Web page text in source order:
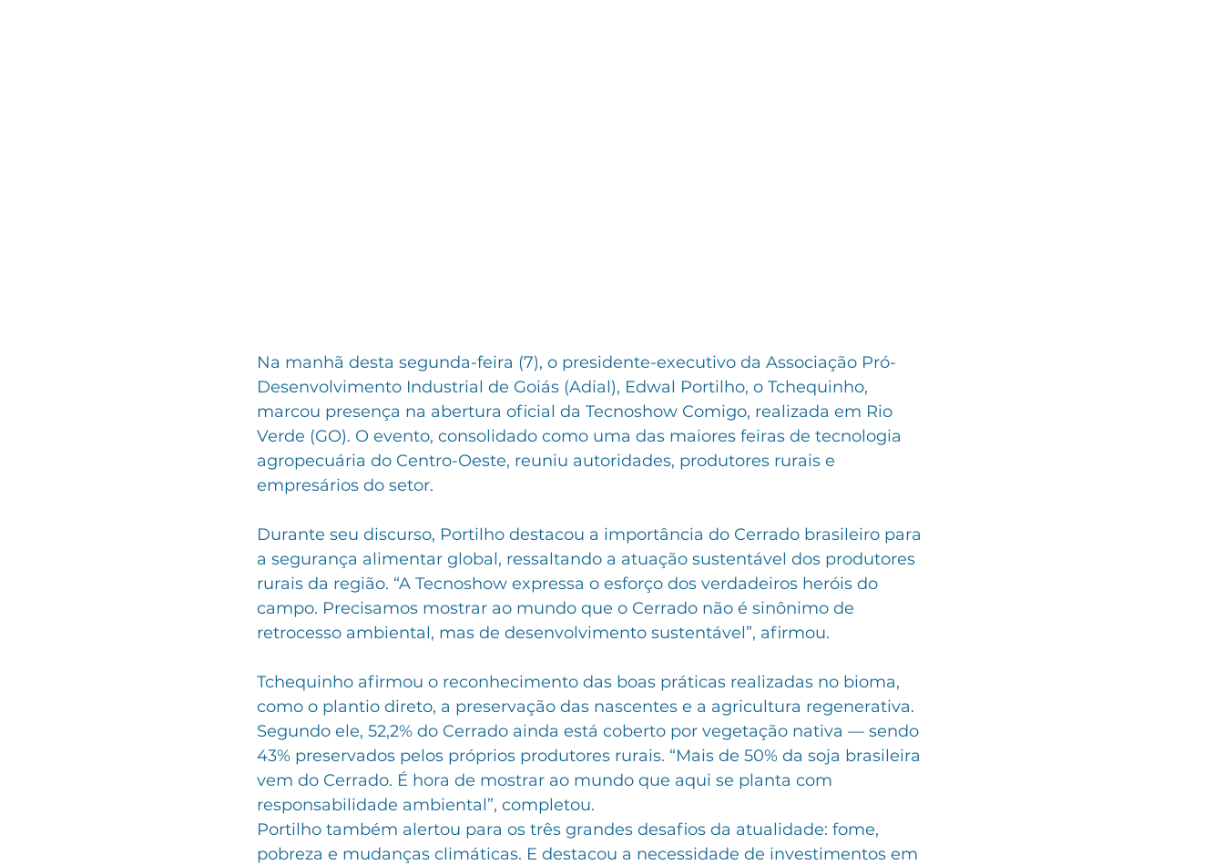
Na manhã desta segunda-feira (7), o presidente-executivo da Associação Pró-
Desenvolvimento Industrial de Goiás (Adial), Edwal Portilho, o Tchequinho,
marcou presença na abertura oficial da Tecnoshow Comigo, realizada em Rio
Verde (GO). O evento, consolidado como uma das maiores feiras de tecnologia
agropecuária do Centro-Oeste, reuniu autoridades, produtores rurais e
empresários do setor.
Durante seu discurso, Portilho destacou a importância do Cerrado brasileiro para
a segurança alimentar global, ressaltando a atuação sustentável dos produtores
rurais da região. “A Tecnoshow expressa o esforço dos verdadeiros heróis do
campo. Precisamos mostrar ao mundo que o Cerrado não é sinônimo de
retrocesso ambiental, mas de desenvolvimento sustentável”, afirmou.
Tchequinho afirmou o reconhecimento das boas práticas realizadas no bioma,
como o plantio direto, a preservação das nascentes e a agricultura regenerativa.
Segundo ele, 52,2% do Cerrado ainda está coberto por vegetação nativa — sendo
43% preservados pelos próprios produtores rurais. “Mais de 50% da soja brasileira
vem do Cerrado. É hora de mostrar ao mundo que aqui se planta com
responsabilidade ambiental”, completou.
Portilho também alertou para os três grandes desafios da atualidade: fome,
pobreza e mudanças climáticas. E destacou a necessidade de investimentos em